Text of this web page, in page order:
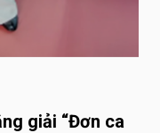
giải “Đơn ca